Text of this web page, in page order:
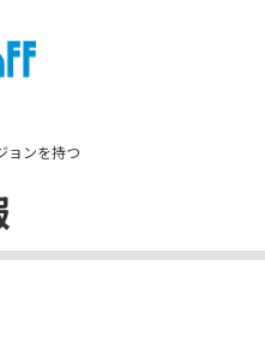
ョンを持つ